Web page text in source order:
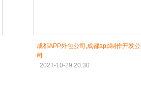
成都APP外包公司,成都app制作开发公
司
2021-10-29 20:30